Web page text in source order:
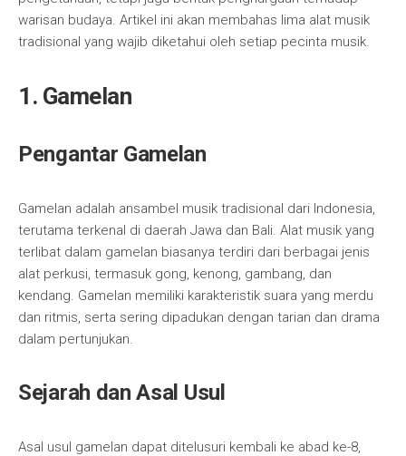
warisan budaya. Artikel ini akan membahas lima alat musik
tradisional yang wajib diketahui oleh setiap pecinta musik.
1. Gamelan
Pengantar Gamelan
Gamelan adalah ansambel musik tradisional dari Indonesia,
terutama terkenal di daerah Jawa dan Bali. Alat musik yang
terlibat dalam gamelan biasanya terdiri dari berbagai jenis
alat perkusi, termasuk gong, kenong, gambang, dan
kendang. Gamelan memiliki karakteristik suara yang merdu
dan ritmis, serta sering dipadukan dengan tarian dan drama
dalam pertunjukan.
Sejarah dan Asal Usul
Asal usul gamelan dapat ditelusuri kembali ke abad ke-8,